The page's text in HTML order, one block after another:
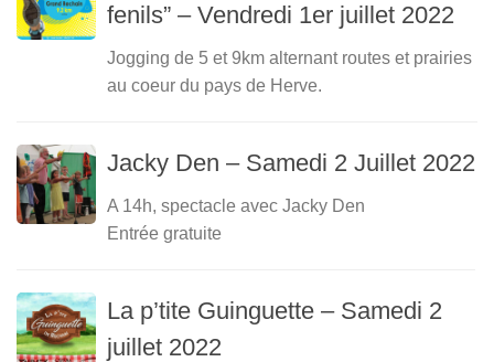
fenils” – Vendredi 1er juillet 2022
Jogging de 5 et 9km alternant routes et prairies
au coeur du pays de Herve.
Jacky Den – Samedi 2 Juillet 2022
A 14h, spectacle avec Jacky Den
Entrée gratuite
La p’tite Guinguette – Samedi 2
juillet 2022